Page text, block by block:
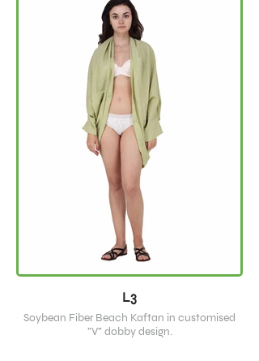
L3
Soybean Fiber Beach Kaftan in customised
"V" dobby design.